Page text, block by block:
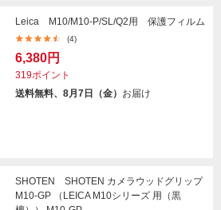
Leica M10/M10-P/SL/Q2用 保護フィルム
(4)
6,380円
319ポイント
送料無料、8月7日（金） お届け
SHOTEN SHOTEN カメラウッドグリップ
M10-GP （LEICA M10シリーズ 用（黒